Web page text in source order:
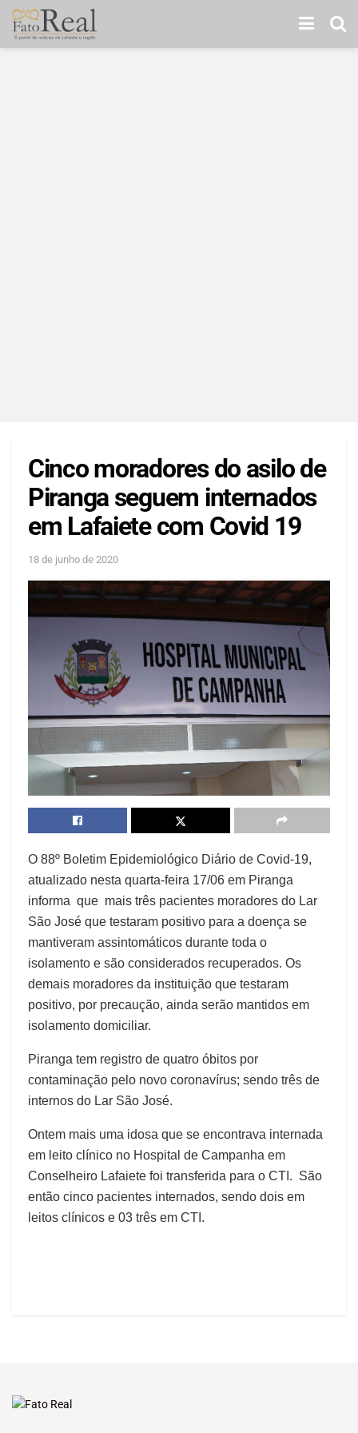
Cinco moradores do asilo de
Piranga seguem internados
em Lafaiete com Covid 19
18 de junho de 2020
O 88º Boletim Epidemiológico Diário de Covid-19,
atualizado nesta quarta-feira 17/06 em Piranga
informa que mais três pacientes moradores do Lar
São José que testaram positivo para a doença se
mantiveram assintomáticos durante toda o
isolamento e são considerados recuperados. Os
demais moradores da instituição que testaram
positivo, por precaução, ainda serão mantidos em
isolamento domiciliar.
Piranga tem registro de quatro óbitos por
contaminação pelo novo coronavírus; sendo três de
internos do Lar São José.
Ontem mais uma idosa que se encontrava internada
em leito clínico no Hospital de Campanha em
Conselheiro Lafaiete foi transferida para o CTI. São
então cinco pacientes internados, sendo dois em
leitos clínicos e 03 três em CTI.